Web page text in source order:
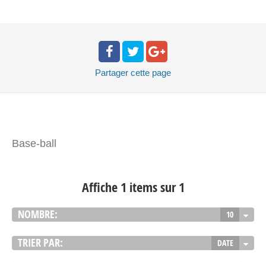
Partager cette page
Base-ball
Affiche 1 items sur 1
NOMBRE: 10
TRIER PAR: DATE